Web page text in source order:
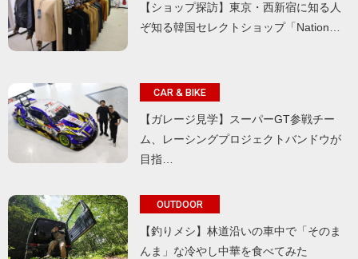
【ショップ探訪】東京・西新宿に知る人
ぞ知る韓国セレクトショップ「Nation…
CAR & BIKE
【ガレージ見学】スーパーGT参戦チー
ム、レーシングプロジェクトバンドウが
目指…
OUTDOOR
【釣りメシ】林道沿いの車中で「そのま
んま」な冷やし中華を食べてみた